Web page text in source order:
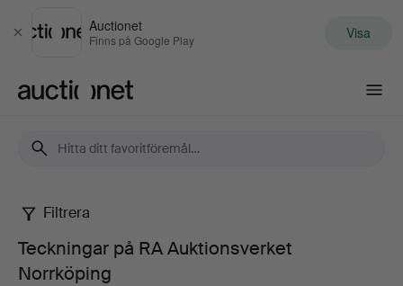
Stäng
Auctionet
Finns på Google Play Visa
Teckningar
på
Filtrera
Teckningar på RA Auktionsverket
Norrköping